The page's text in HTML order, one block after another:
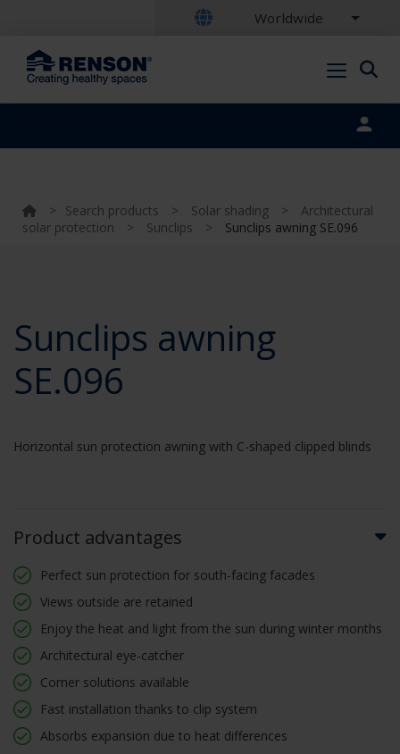
Worldwide
> Search products > Solar shading >
Architectural
solar protection
> Sunclips > Sunclips awning SE.096
Sunclips awning
SE.096
Horizontal sun protection awning with C-shaped clipped blinds
Product advantages
Perfect sun protection for south-facing facades
Views outside are retained
Enjoy the heat and light from the sun during winter months
Architectural eye-catcher
Corner solutions available
Fast installation thanks to clip system
Absorbs expansion due to heat differences